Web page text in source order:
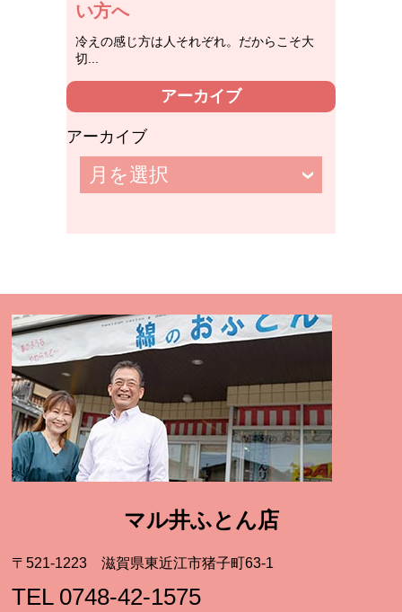
い方へ
冷えの感じ方は人それぞれ。だからこそ大
切...
アーカイブ
アーカイブ
マル井ふとん店
〒521-1223 滋賀県東近江市猪子町63-1
TEL 0748-42-1575